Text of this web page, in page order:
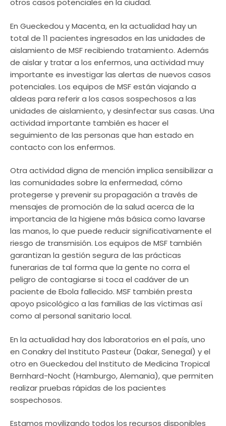
otros casos potenciales en la ciudad.
En Gueckedou y Macenta, en la actualidad hay un
total de 11 pacientes ingresados en las unidades de
aislamiento de MSF recibiendo tratamiento. Además
de aislar y tratar a los enfermos, una actividad muy
importante es investigar las alertas de nuevos casos
potenciales. Los equipos de MSF están viajando a
aldeas para referir a los casos sospechosos a las
unidades de aislamiento, y desinfectar sus casas. Una
actividad importante también es hacer el
seguimiento de las personas que han estado en
contacto con los enfermos.
Otra actividad digna de mención implica sensibilizar a
las comunidades sobre la enfermedad, cómo
protegerse y prevenir su propagación a través de
mensajes de promoción de la salud acerca de la
importancia de la higiene más básica como lavarse
las manos, lo que puede reducir significativamente el
riesgo de transmisión. Los equipos de MSF también
garantizan la gestión segura de las prácticas
funerarias de tal forma que la gente no corra el
peligro de contagiarse si toca el cadáver de un
paciente de Ebola fallecido. MSF también presta
apoyo psicológico a las familias de las víctimas así
como al personal sanitario local.
En la actualidad hay dos laboratorios en el país, uno
en Conakry del Instituto Pasteur (Dakar, Senegal) y el
otro en Gueckedou del Instituto de Medicina Tropical
Bernhard-Nocht (Hamburgo, Alemania), que permiten
realizar pruebas rápidas de los pacientes
sospechosos.
Estamos movilizando todos los recursos disponibles